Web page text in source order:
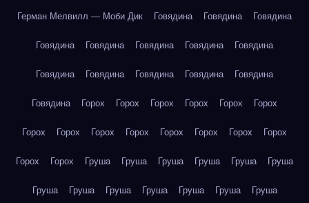
Герман Мелвилл — Моби Дик Говядина Говядина Говядина
Говядина Говядина Говядина Говядина Говядина
Говядина Говядина Говядина Говядина Говядина
Говядина Горох Горох Горох Горох Горох Горох
Горох Горох Горох Горох Горох Горох Горох Горох
Горох Горох Груша Груша Груша Груша Груша Груша
Груша Груша Груша Груша Груша Груша Груша